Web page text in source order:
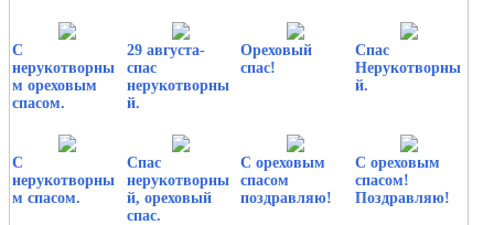
С
нерукотворны
м ореховым
спасом.
29 августа-
спас
нерукотворны
й.
Ореховый
спас!
Спас
Нерукотворны
й.
С
нерукотворны
м спасом.
Спас
нерукотворны
й, ореховый
спас.
С ореховым
спасом
поздравляю!
С ореховым
спасом!
Поздравляю!